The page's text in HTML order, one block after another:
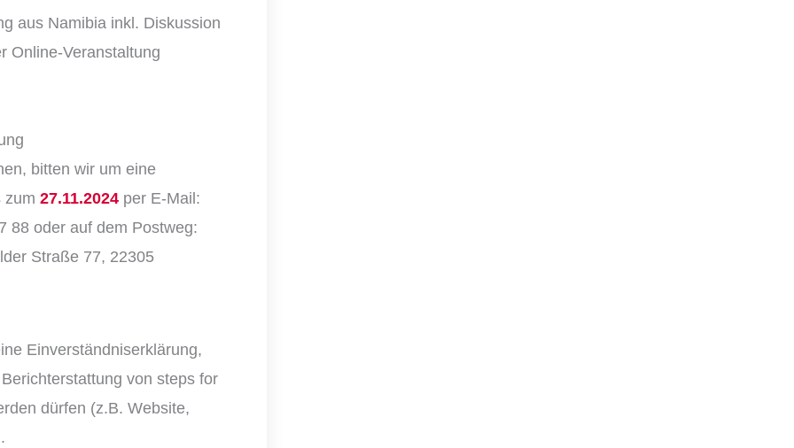
aus Namibia inkl. Diskussion
Online-Veranstaltung
bitten wir um eine
zum 27.11.2024 per E-Mail:
88 oder auf dem Postweg:
Straße 77, 22305
Einverständniserklärung,
von steps for
dürfen (z.B. Website,